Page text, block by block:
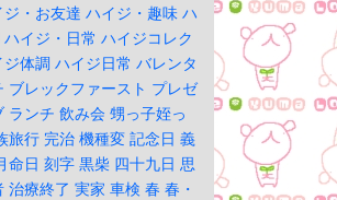
ジ・お友達 ハイジ・趣味 ハ
ハイジ・日常 ハイジコレク
体調 ハイジ日常 バレンタ
ブレックファースト プレゼ
ランチ 飲み会 甥っ子姪っ
旅行 完治 機種変 記念日 義
命日 刻字 黒柴 四十九日 思
治療終了 実家 車検 春 春・